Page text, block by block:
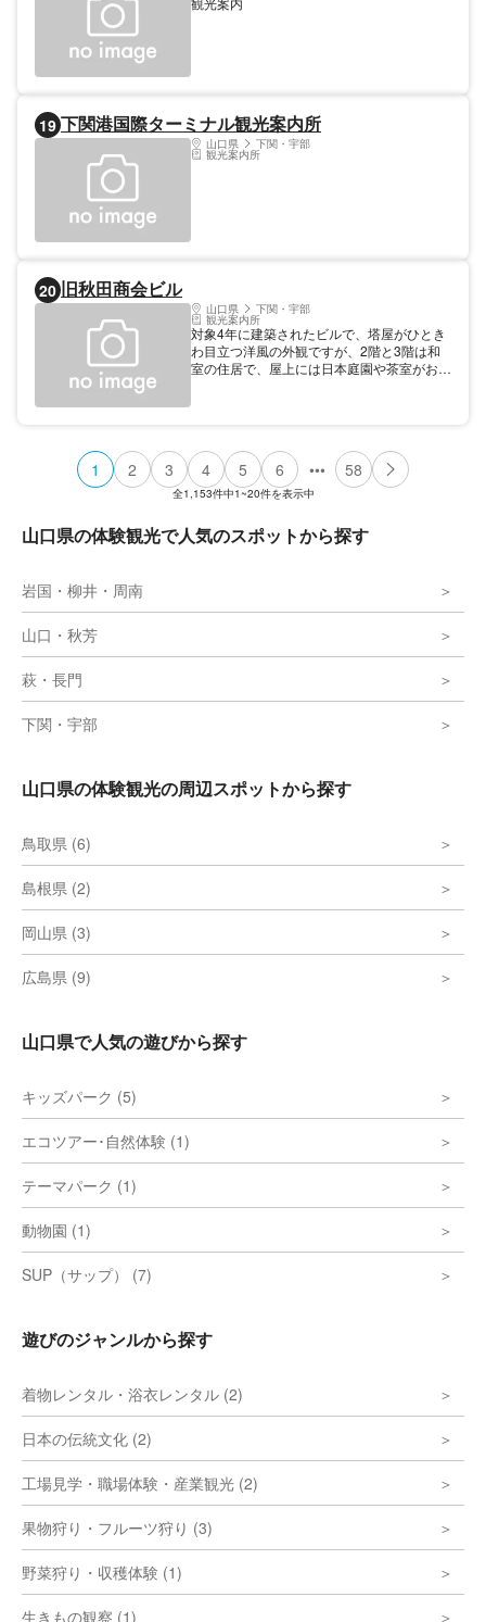
19 下関港国際ターミナル観光案内所
山口県 下関・宇部
観光案内所
20 旧秋田商会ビル
山口県 下関・宇部
観光案内所
対象4年に建築されたビルで、塔屋がひとき
わ目立つ洋風の外観ですが、2階と3階は和
室の住居で、屋上には日本庭園や茶室がおか
1 2 3 4 5 6 ••• 58
全1,153件中1~20件を表示中
山口県の体験観光で人気のスポットから探す
岩国・柳井・周南
山口・秋芳
萩・長門
下関・宇部
山口県の体験観光の周辺スポットから探す
鳥取県 (6)
島根県 (2)
岡山県 (3)
広島県 (9)
山口県で人気の遊びから探す
キッズパーク (5)
エコツアー･自然体験 (1)
テーマパーク (1)
動物園 (1)
SUP（サップ） (7)
遊びのジャンルから探す
着物レンタル・浴衣レンタル (2)
日本の伝統文化 (2)
工場見学・職場体験・産業観光 (2)
果物狩り・フルーツ狩り (3)
野菜狩り・収穫体験 (1)
生きもの観察 (1)